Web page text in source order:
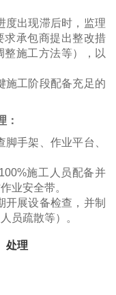
度出现滞后时，监理
求承包商提出整改措
施工方法等），以
施工阶段配备充足的
：
脚手架、作业平台、
施工人员配备并
业安全带。
开展设备检查，并制
员疏散等）。
处理